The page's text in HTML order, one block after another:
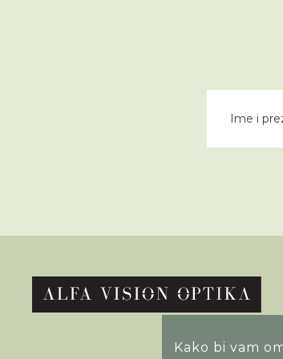
Kako bi vam